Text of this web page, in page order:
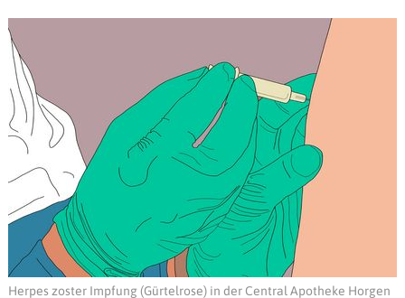
Herpes zoster Impfung (Gürtelrose) in der Central Apotheke Horgen